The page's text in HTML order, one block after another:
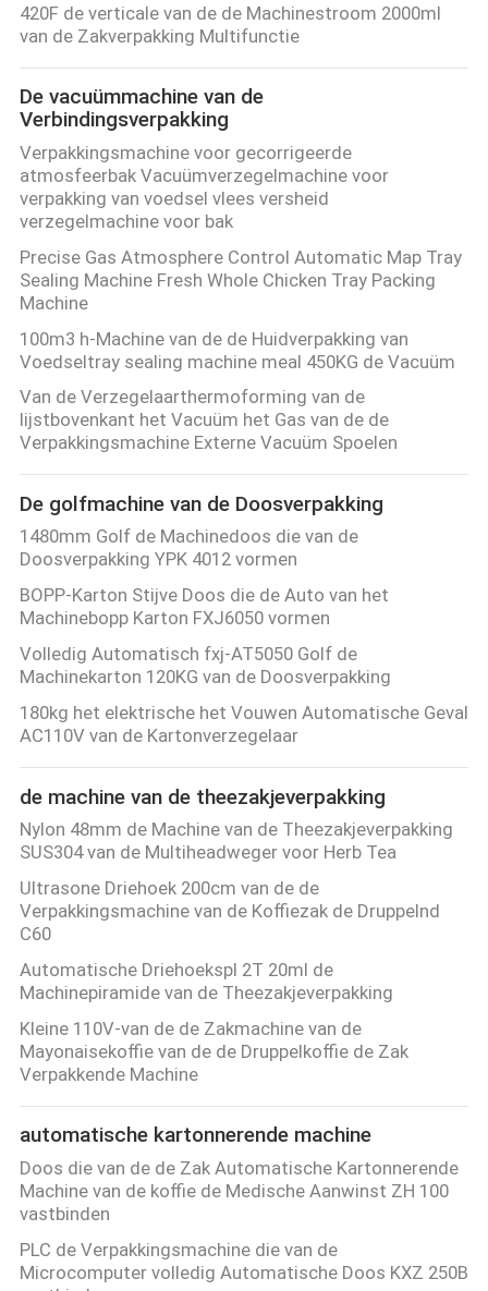
420F de verticale van de de Machinestroom 2000ml
van de Zakverpakking Multifunctie
De vacuümmachine van de
Verbindingsverpakking
Verpakkingsmachine voor gecorrigeerde
atmosfeerbak Vacuümverzegelmachine voor
verpakking van voedsel vlees versheid
verzegelmachine voor bak
Precise Gas Atmosphere Control Automatic Map Tray
Sealing Machine Fresh Whole Chicken Tray Packing
Machine
100m3 h-Machine van de de Huidverpakking van
Voedseltray sealing machine meal 450KG de Vacuüm
Van de Verzegelaarthermoforming van de
lijstbovenkant het Vacuüm het Gas van de de
Verpakkingsmachine Externe Vacuüm Spoelen
De golfmachine van de Doosverpakking
1480mm Golf de Machinedoos die van de
Doosverpakking YPK 4012 vormen
BOPP-Karton Stijve Doos die de Auto van het
Machinebopp Karton FXJ6050 vormen
Volledig Automatisch fxj-AT5050 Golf de
Machinekarton 120KG van de Doosverpakking
180kg het elektrische het Vouwen Automatische Geval
AC110V van de Kartonverzegelaar
de machine van de theezakjeverpakking
Nylon 48mm de Machine van de Theezakjeverpakking
SUS304 van de Multiheadweger voor Herb Tea
Ultrasone Driehoek 200cm van de de
Verpakkingsmachine van de Koffiezak de Druppelnd
C60
Automatische Driehoekspl 2T 20ml de
Machinepiramide van de Theezakjeverpakking
Kleine 110V-van de de Zakmachine van de
Mayonaisekoffie van de de Druppelkoffie de Zak
Verpakkende Machine
automatische kartonnerende machine
Doos die van de de Zak Automatische Kartonnerende
Machine van de koffie de Medische Aanwinst ZH 100
vastbinden
PLC de Verpakkingsmachine die van de
Microcomputer volledig Automatische Doos KXZ 250B